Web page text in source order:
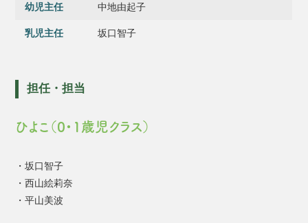
幼児主任 中地由起子
乳児主任 坂口智子
担任・担当
ひよこ（0・1歳児クラス）
・坂口智子
・西山絵莉奈
・平山美波